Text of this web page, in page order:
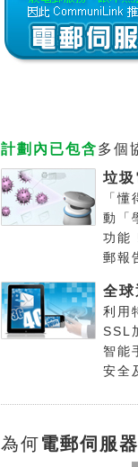
計劃內已包含多個
垃圾
「
動「
功能
郵報
全
利用
SSL
智能
安全
為何電郵伺服